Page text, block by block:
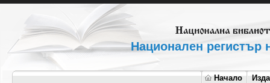
Национален регистър
Начало